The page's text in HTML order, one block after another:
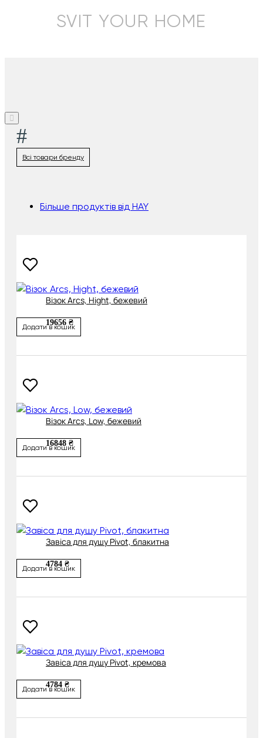
SVIT YOUR HOME
#
Всі товари бренду
Більше продуктів від HAY
Візок Arcs, Hight, бежевий
19656 ₴
Додати в кошик
Візок Arcs, Low, бежевий
16848 ₴
Додати в кошик
Завіса для душу Pivot, блакитна
4784 ₴
Додати в кошик
Завіса для душу Pivot, кремова
4784 ₴
Додати в кошик